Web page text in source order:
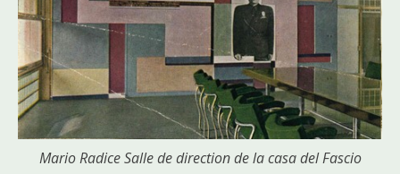
Mario Radice Salle de direction de la casa del Fascio